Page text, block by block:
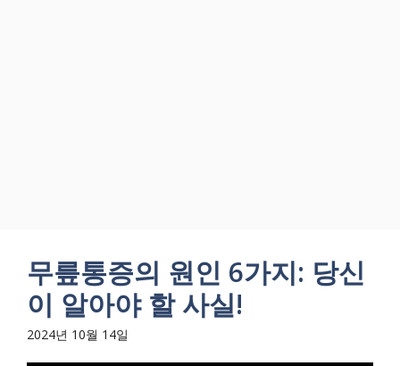
무릎통증의 원인 6가지: 당신
이 알아야 할 사실!
2024년 10월 14일